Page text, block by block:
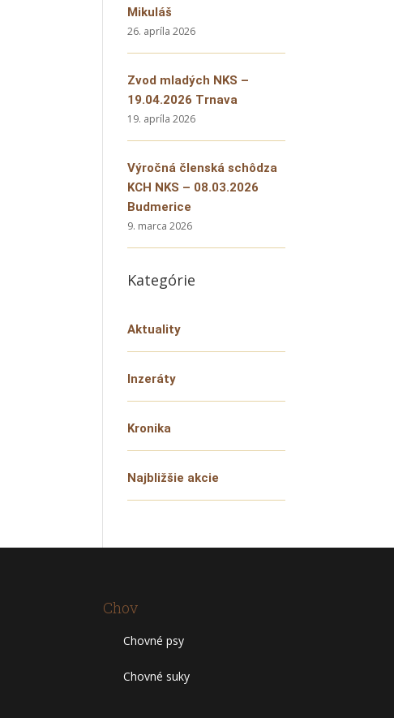
Mikuláš
26. apríla 2026
Zvod mladých NKS –
19.04.2026 Trnava
19. apríla 2026
Výročná členská schôdza
KCH NKS – 08.03.2026
Budmerice
9. marca 2026
Kategórie
Aktuality
Inzeráty
Kronika
Najbližšie akcie
Chov
Chovné psy
Chovné suky